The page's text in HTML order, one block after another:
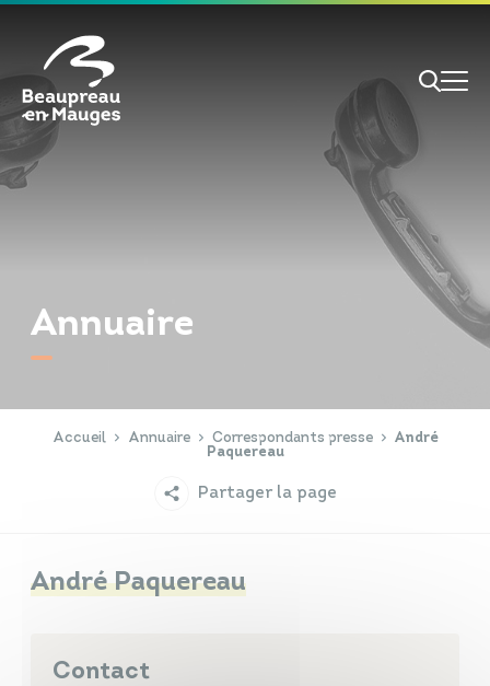
RECHERCHE
Annuaire
Accueil Annuaire Correspondants presse
André
Paquereau
Partager la page
André Paquereau
Contact
Annuaires
Cookies management panel